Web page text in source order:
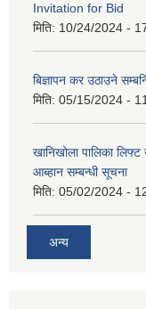
Invitation for Bid
मिति: 10/24/2024 -
बिज्ञापन कर उठाउने
मिति: 05/15/2024 -
खानिखोला पालिका लिफ्ट
आब्हान सम्बन्धी सूचना
मिति: 05/02/2024 -
अन्य